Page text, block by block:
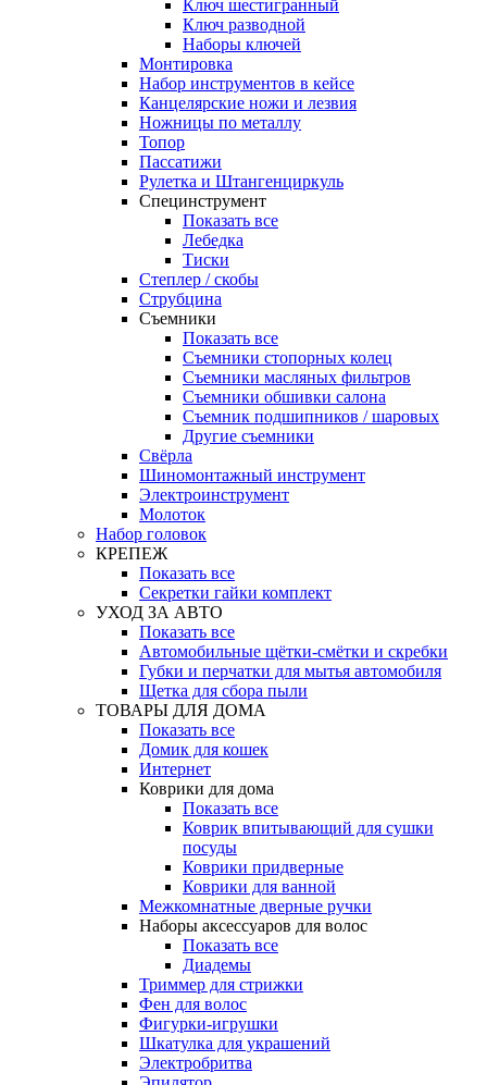
Ключ шестигранный
Ключ разводной
Наборы ключей
Монтировка
Набор инструментов в кейсе
Канцелярские ножи и лезвия
Ножницы по металлу
Топор
Пассатижи
Рулетка и Штангенциркуль
Специнструмент
Показать все
Лебедка
Тиски
Степлер / скобы
Струбцина
Съемники
Показать все
Съемники стопорных колец
Съемники масляных фильтров
Съемники обшивки салона
Съемник подшипников / шаровых
Другие съемники
Свёрла
Шиномонтажный инструмент
Электроинструмент
Молоток
Набор головок
КРЕПЕЖ
Показать все
Секретки гайки комплект
УХОД ЗА АВТО
Показать все
Автомобильные щётки-смётки и скребки
Губки и перчатки для мытья автомобиля
Щетка для сбора пыли
ТОВАРЫ ДЛЯ ДОМА
Показать все
Домик для кошек
Интернет
Коврики для дома
Показать все
Коврик впитывающий для сушки
посуды
Коврики придверные
Коврики для ванной
Межкомнатные дверные ручки
Наборы аксессуаров для волос
Показать все
Диадемы
Триммер для стрижки
Фен для волос
Фигурки-игрушки
Шкатулка для украшений
Электробритва